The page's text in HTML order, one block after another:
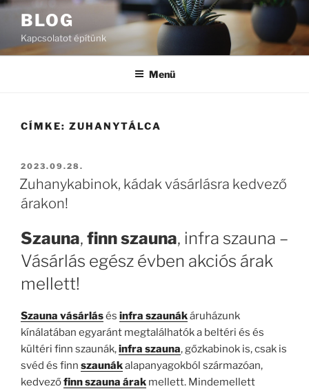
Tartalomhoz
BLOG
Kapcsolatot építünk
Menü
CÍMKE: ZUHANYTÁLCA
BEKÜLDVE:
2023.09.28.
Zuhanykabinok, kádak vásárlásra kedvező
árakon!
Szauna, finn szauna, infra szauna –
Vásárlás egész évben akciós árak
mellett!
Szauna vásárlásés infra szaunákáruházunk
kínálatában egyaránt megtalálhatók a beltéri és és
kültéri finn szaunák,infra szauna, gőzkabinok is, csak is
svéd és finn szaunákalapanyagokból származóan,
kedvezőfinn szauna árak mellett. Mindemellett